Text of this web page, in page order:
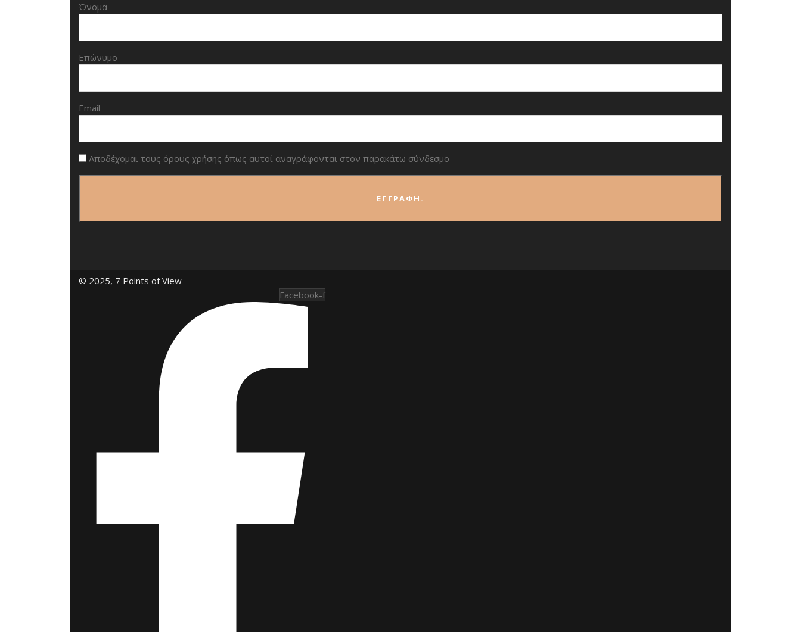
Όνομα
Επώνυμο
Email
Αποδέχομαι τους όρους χρήσης όπως αυτοί αναγράφονται στον παρακάτω σύνδεσμο
© 2025, 7 Points of View
Facebook-f